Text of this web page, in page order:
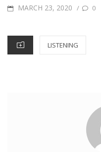
POSTEDMARCH 23, 2020 / 0
CATEGORIES
LISTENING